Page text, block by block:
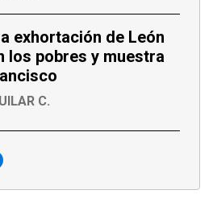
exhortación de León
los pobres y muestra
C.